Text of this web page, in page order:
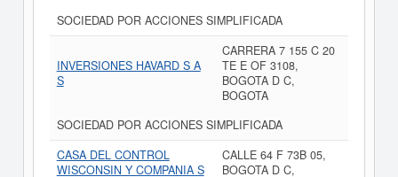
SOCIEDAD POR ACCIONES SIMPLIFICADA
INVERSIONES HAVARD S A
S
CARRERA 7 155 C 20
TE E OF 3108,
BOGOTA D C,
BOGOTA
SOCIEDAD POR ACCIONES SIMPLIFICADA
CASA DEL CONTROL
WISCONSIN Y COMPANIA S
CALLE 64 F 73B 05,
BOGOTA D C,